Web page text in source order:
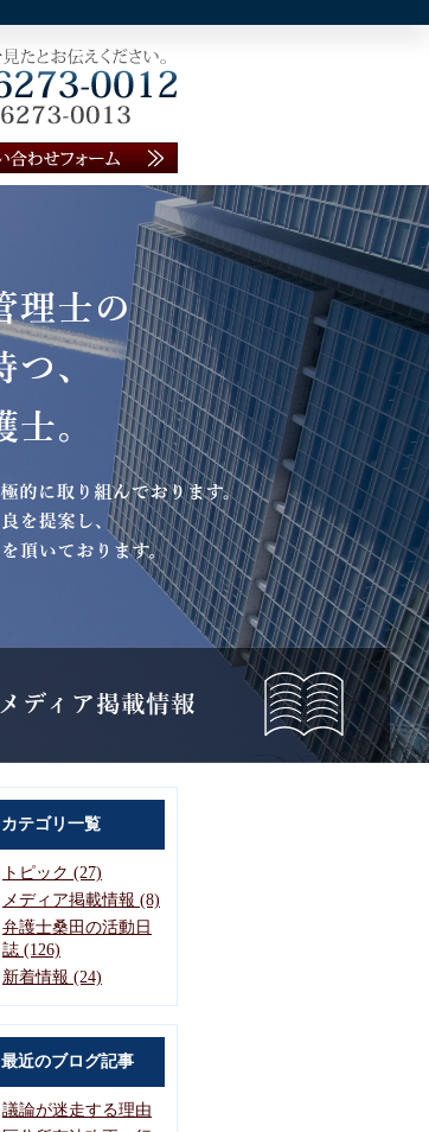
カテゴリ一覧
トピック (27)
メディア掲載情報 (8)
弁護士桑田の活動日
誌 (126)
新着情報 (24)
最近のブログ記事
議論が迷走する理由